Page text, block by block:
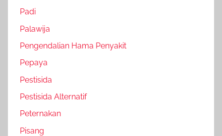
Padi
Palawija
Pengendalian Hama Penyakit
Pepaya
Pestisida
Pestisida Alternatif
Peternakan
Pisang